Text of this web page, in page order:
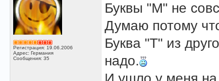
Регистрация: 19.06.2006
Адрес: Германия
Сообщения: 35
Буквы "М" не
Думаю потому
Буква "Т" из
надо.